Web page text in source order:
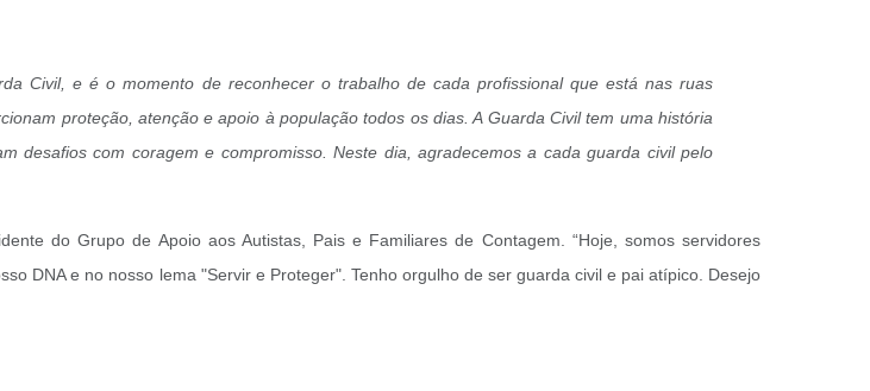
Civil, e é o momento de reconhecer o trabalho de cada profissional que está nas ruas
proteção, atenção e apoio à população todos os dias. A Guarda Civil tem uma história
desafios com coragem e compromisso. Neste dia, agradecemos a cada guarda civil pelo
do Grupo de Apoio aos Autistas, Pais e Familiares de Contagem. “Hoje, somos servidores
DNA e no nosso lema "Servir e Proteger". Tenho orgulho de ser guarda civil e pai atípico. Desejo